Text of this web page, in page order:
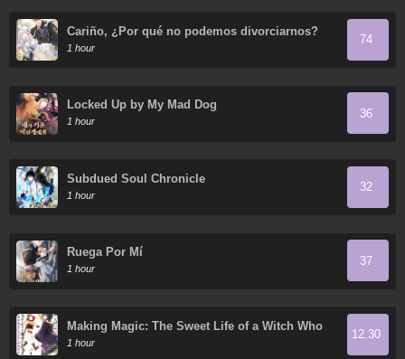
Cariño, ¿Por qué no podemos divorciarnos?
1 hour
74
Locked Up by My Mad Dog
1 hour
36
Subdued Soul Chronicle
1 hour
32
Ruega Por Mí
1 hour
37
Making Magic: The Sweet Life of a Witch Who
Knows an Infinite MP Loophole
1 hour
12.30